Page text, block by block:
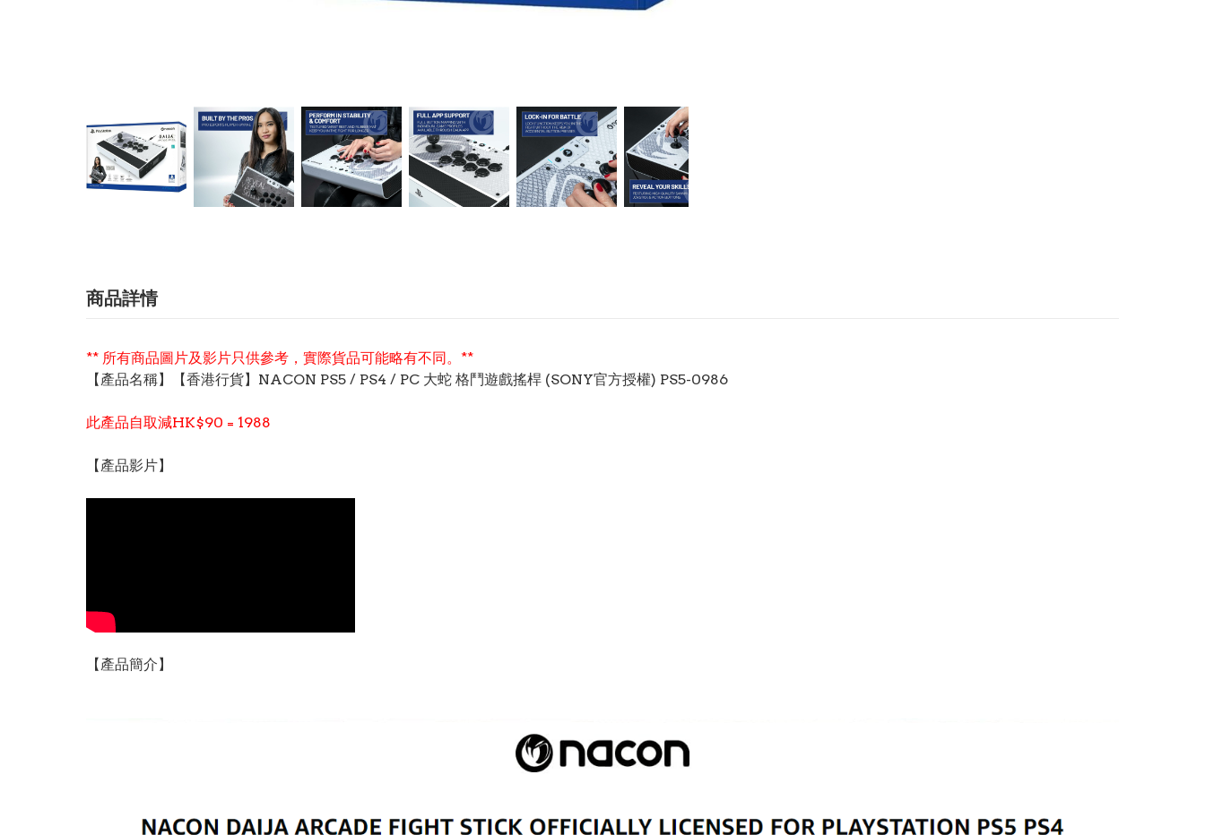
商品詳情
** 所有商品圖片及影片只供參考，實際貨品可能略有不同。**
【產品名稱】【香港行貨】NACON PS5 / PS4 / PC 大蛇 格鬥遊戲搖桿 (SONY官方授權) PS5-0986
此產品自取減HK$90 = 1988
【產品影片】
【產品簡介】